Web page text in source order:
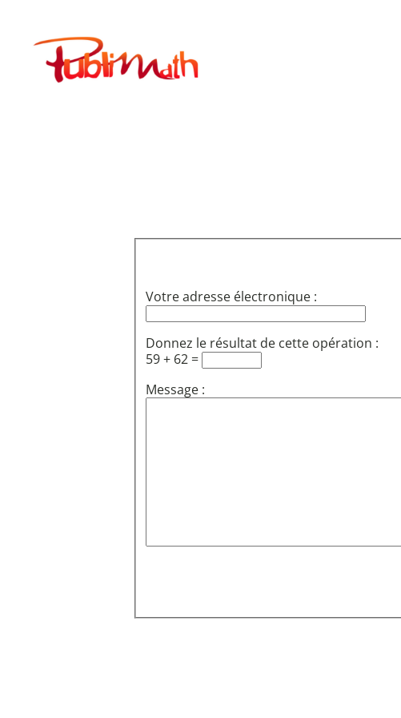
contenuPublimath
Votre adresse électronique :
Donnez le résultat de cette opération :
59 + 62 =
Message :